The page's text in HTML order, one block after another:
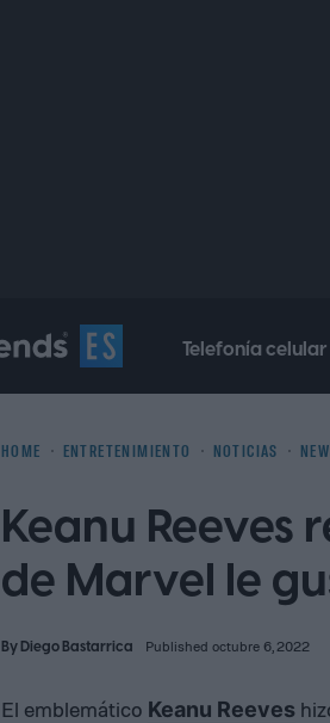
Telefonía celular
HOME ENTRETENIMIENTO NOTICIAS
Keanu Reeves
de Marvel le
ByDiego Bastarrica Published octubre 6, 2022
El emblemático Keanu Reeves